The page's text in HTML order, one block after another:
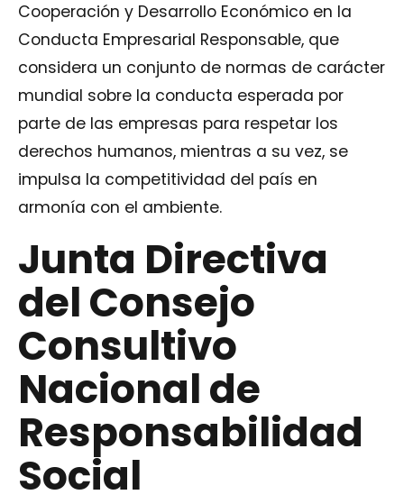
Cooperación y Desarrollo Económico en la
Conducta Empresarial Responsable, que
considera un conjunto de normas de carácter
mundial sobre la conducta esperada por
parte de las empresas para respetar los
derechos humanos, mientras a su vez, se
impulsa la competitividad del país en
armonía con el ambiente.
Junta Directiva
del Consejo
Consultivo
Nacional de
Responsabilidad
Social